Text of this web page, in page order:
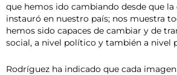
que hemos ido cambiando desde que la
instauró en nuestro país; nos muestra
hemos sido capaces de cambiar y de
social, a nivel político y también a nivel
Rodríguez ha indicado que cada